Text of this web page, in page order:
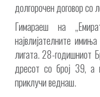
долгорочен договор со
Гимараеш на
највлијателните
лигата. 28-годишниот
дресот со број 39, а
приклучи веднаш.